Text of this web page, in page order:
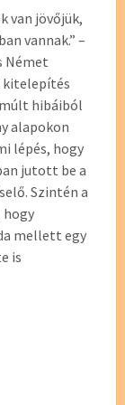
van jövőjük,
vannak.” –
Német
kitelepítés
hibáiból
alapokon
lépés, hogy
jutott be a
Szintén a
hogy
mellett egy
is